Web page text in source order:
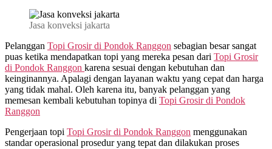
Jasa konveksi jakarta
Pelanggan Topi Grosir di Pondok Ranggon sebagian besar sangat
puas ketika mendapatkan topi yang mereka pesan dari Topi Grosir
di Pondok Ranggon karena sesuai dengan kebutuhan dan
keinginannya. Apalagi dengan layanan waktu yang cepat dan harga
yang tidak mahal. Oleh karena itu, banyak pelanggan yang
memesan kembali kebutuhan topinya di Topi Grosir di Pondok
Ranggon
Pengerjaan topi Topi Grosir di Pondok Ranggon menggunakan
standar operasional prosedur yang tepat dan dilakukan proses